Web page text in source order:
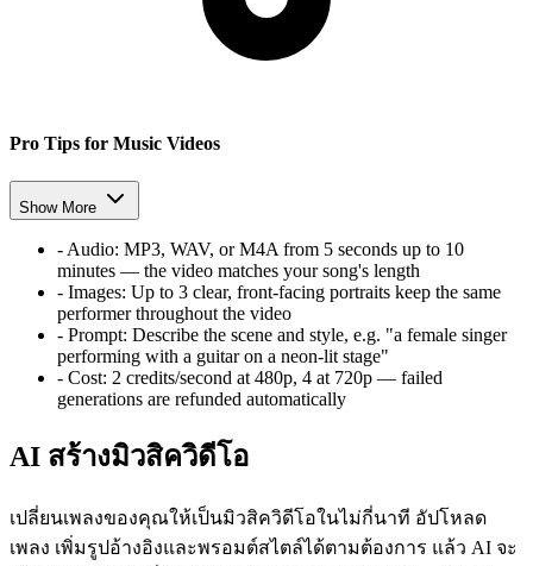
Pro Tips for Music Videos
Show More
- Audio: MP3, WAV, or M4A from 5 seconds up to 10
minutes — the video matches your song's length
- Images: Up to 3 clear, front-facing portraits keep the same
performer throughout the video
- Prompt: Describe the scene and style, e.g. "a female singer
performing with a guitar on a neon-lit stage"
- Cost: 2 credits/second at 480p, 4 at 720p — failed
generations are refunded automatically
AI สร้างมิวสิควิดีโอ
เปลี่ยนเพลงของคุณให้เป็นมิวสิควิดีโอในไม่กี่นาที อัปโหลด
เพลง เพิ่มรูปอ้างอิงและพรอมต์สไตล์ได้ตามต้องการ แล้ว AI จะ